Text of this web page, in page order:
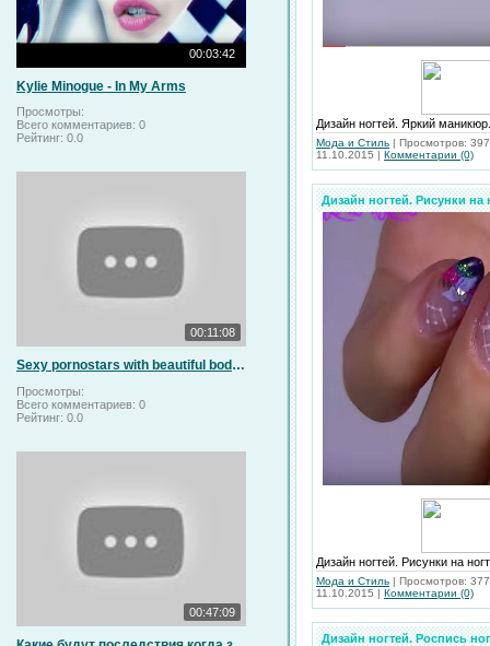
00:03:42
Kylie Minogue - In My Arms
Просмотры:
Всего комментариев: 0
Рейтинг: 0.0
00:11:08
Sexy pornоstars with beautiful bodies (hot music video)
Просмотры:
Всего комментариев: 0
Рейтинг: 0.0
00:47:09
Дизайн ногтей. Яркий
Мода и Стиль | Просмотров: 397
11.10.2015 | Комментарии (0)
Дизайн ногтей. Рисунки на
Дизайн ногтей. Рисунки на
Мода и Стиль | Просмотров: 377
11.10.2015 | Комментарии (0)
Дизайн ногтей. Роспись